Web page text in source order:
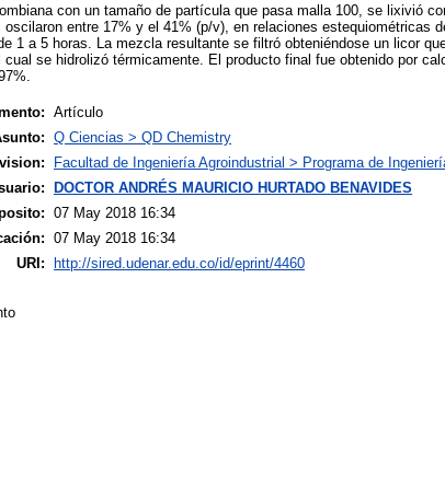
con un tamaño de partícula que pasa malla 100, se lixivió
oscilaron entre 17% y el 41% (p/v), en relaciones estequiométricas
1 a 5 horas. La mezcla resultante se filtró obteniéndose un licor
se hidrolizó térmicamente. El producto final fue obtenido por
Artículo
Q Ciencias > QD Chemistry
Facultad de Ingeniería Agroindustrial > Programa de
DOCTOR ANDRÉS MAURICIO HURTADO BENAVIDES
07 May 2018 16:34
07 May 2018 16:34
URI: http://sired.udenar.edu.co/id/eprint/4460